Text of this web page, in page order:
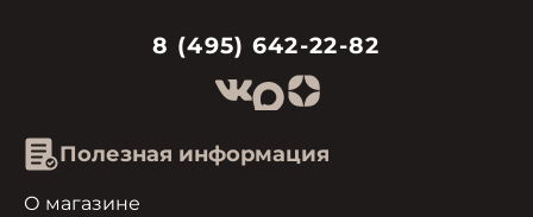
8 (495) 642-22-82
Полезная информация
О магазине